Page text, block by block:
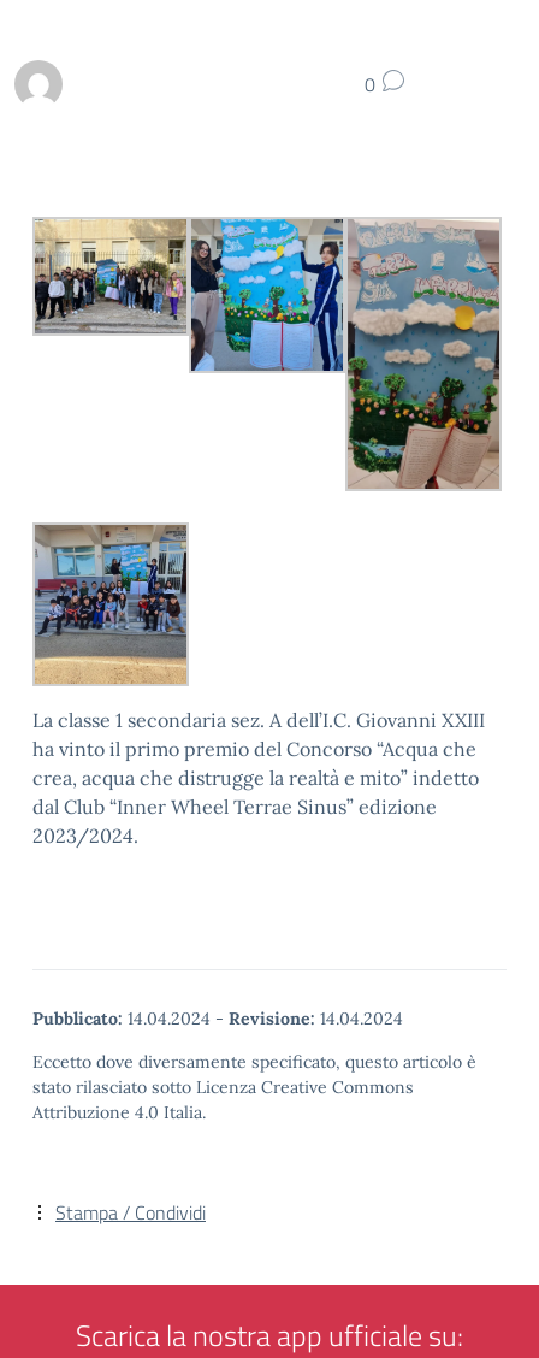
0
La classe 1 secondaria sez. A dell’I.C. Giovanni XXIII
ha vinto il primo premio del Concorso “Acqua che
crea, acqua che distrugge la realtà e mito” indetto
dal Club “Inner Wheel Terrae Sinus” edizione
2023/2024.
Pubblicato: 14.04.2024 - Revisione: 14.04.2024
Eccetto dove diversamente specificato, questo articolo è
stato rilasciato sotto Licenza Creative Commons
Attribuzione 4.0 Italia.
Stampa / Condividi
Scarica la nostra app ufficiale su: